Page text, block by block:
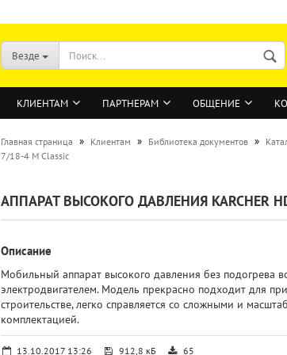
Везде
КЛИЕНТАМ ПАРТНЕРАМ ОБЩЕНИЕ
Главная страница » Клиентам » Библиотека документов »
7/18-4 M Classic
АППАРАТ ВЫСОКОГО ДАВЛЕНИЯ KARCHER
Описание
Мобильный аппарат высокого давления без
электродвигателем. Модель прекрасно подходит для
строительстве, легко справляется со сложными и
комплектацией.
13.10.2017 13:26 912,8 кБ 65